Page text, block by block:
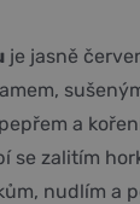
je jasně
a
se zalitím
nudlím a